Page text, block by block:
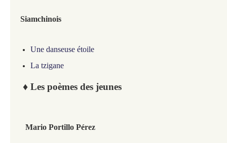
Siamchinois
Une danseuse étoile
La tzigane
♦ Les poèmes des jeunes
Mario Portillo Pérez